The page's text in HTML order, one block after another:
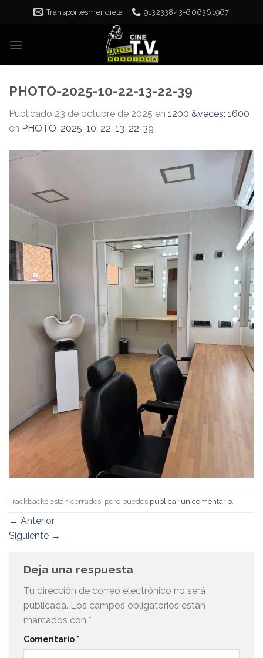
Transportesmendieta 913233843-606361967
PHOTO-2025-10-22-13-22-39
Publicado 23 de octubre de 2025 en 1200 &veces; 1600
en PHOTO-2025-10-22-13-22-39
Trackbacks están cerrados, pero puedes publicar un comentario
← Anterior
Siguiente →
Deja una respuesta
Tu dirección de correo electrónico no será
publicada. Los campos obligatorios están
marcados con *
Comentario *